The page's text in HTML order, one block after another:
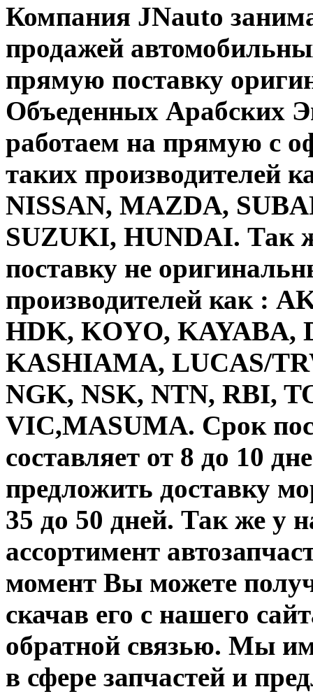
Компания JNauto
продажей
прямую поставку
Объеденных Арабских
работаем на прямую с
таких производителей
NISSAN, MAZDA,
SUZUKI, HUNDAI. Так
поставку не
производителей как :
HDK, KOYO, KAYABA,
KASHIAMA, LUCAS/
NGK, NSK, NTN, RBI,
VIC,MASUMA. Срок
составляет от 8 до 10
предложить доставку
35 до 50 дней. Так же у
ассортимент
момент Вы можете
скачав его с нашего
обратной связью. Мы
в сфере запчастей и